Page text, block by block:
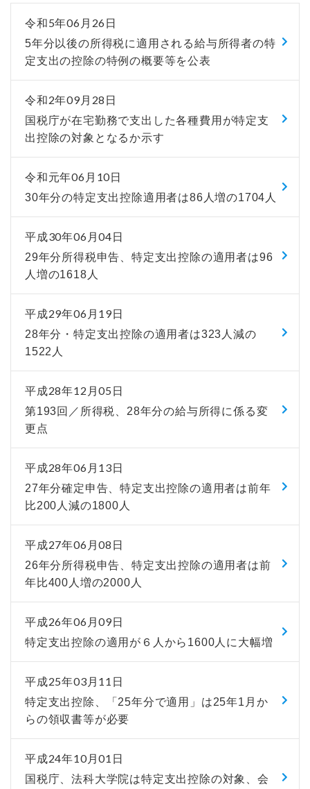
令和5年06月26日
5年分以後の所得税に適用される給与所得者の特
定支出の控除の特例の概要等を公表
令和2年09月28日
国税庁が在宅勤務で支出した各種費用が特定支
出控除の対象となるか示す
令和元年06月10日
30年分の特定支出控除適用者は86人増の1704人
平成30年06月04日
29年分所得税申告、特定支出控除の適用者は96
人増の1618人
平成29年06月19日
28年分・特定支出控除の適用者は323人減の
1522人
平成28年12月05日
第193回／所得税、28年分の給与所得に係る変
更点
平成28年06月13日
27年分確定申告、特定支出控除の適用者は前年
比200人減の1800人
平成27年06月08日
26年分所得税申告、特定支出控除の適用者は前
年比400人増の2000人
平成26年06月09日
特定支出控除の適用が６人から1600人に大幅増
平成25年03月11日
特定支出控除、「25年分で適用」は25年1月か
らの領収書等が必要
平成24年10月01日
国税庁、法科大学院は特定支出控除の対象、会